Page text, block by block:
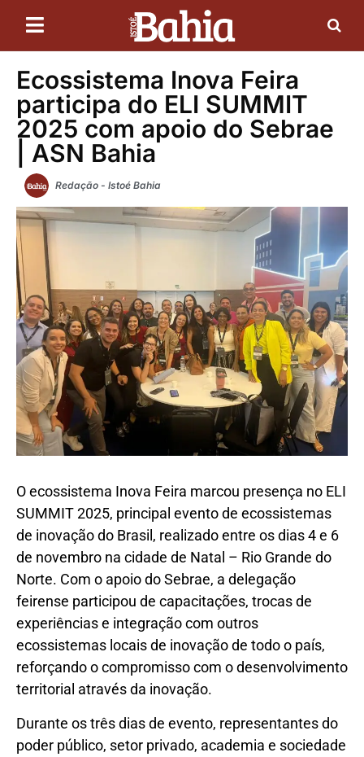
Ecossistema Inova Feira
participa do ELI SUMMIT
2025 com apoio do Sebrae
| ASN Bahia
Redação - Istoé Bahia
O ecossistema Inova Feira marcou presença no ELI
SUMMIT 2025, principal evento de ecossistemas
de inovação do Brasil, realizado entre os dias 4 e 6
de novembro na cidade de Natal – Rio Grande do
Norte. Com o apoio do Sebrae, a delegação
feirense participou de capacitações, trocas de
experiências e integração com outros
ecossistemas locais de inovação de todo o país,
reforçando o compromisso com o desenvolvimento
territorial através da inovação.
Durante os três dias de evento, representantes do
poder público, setor privado, academia e sociedade